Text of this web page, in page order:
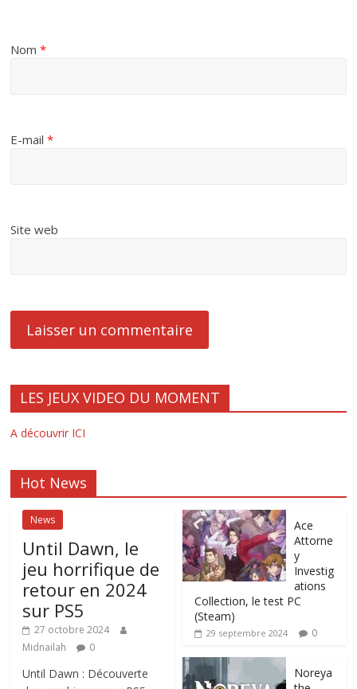
Nom*
E-mail*
Site web
LES JEUX VIDEO DU MOMENT
A découvrir ICI
Hot News
News
Until Dawn, le
jeu horrifique de
retour en 2024
sur PS5
27 octobre 2024
Midnailah
0
Until Dawn : Découverte
Ace
Attorne
y
Investig
ations
Collection, le test PC
(Steam)
29 septembre 2024 0
Noreya